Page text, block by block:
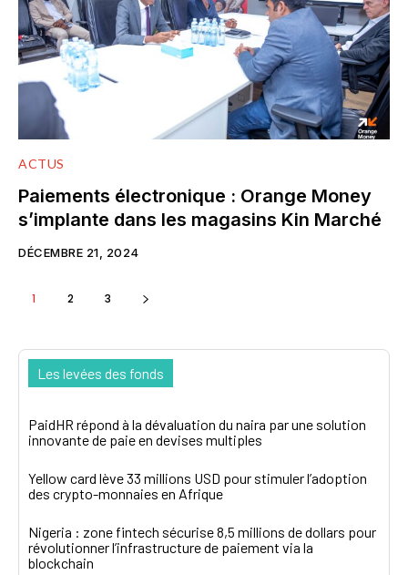
ACTUS
Paiements électronique : Orange Money
s’implante dans les magasins Kin Marché
DÉCEMBRE 21, 2024
1 2 3
Les levées des fonds
PaidHR répond à la dévaluation du naira par une solution
innovante de paie en devises multiples
Yellow card lève 33 millions USD pour stimuler l’adoption
des crypto-monnaies en Afrique
Nigeria : zone fintech sécurise 8,5 millions de dollars pour
révolutionner l’infrastructure de paiement via la
blockchain